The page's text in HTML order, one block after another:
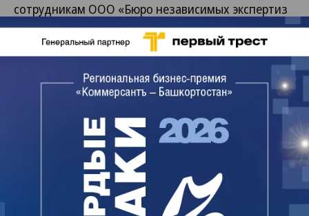
сотрудникам ООО «Бюро независимых экспертиз
и оценки» Юлии Кондрух и Ольге Трубицыной
провести судебную экспертизу. Перед ними были
должны определить, соответствовали ли
фактические сроки выполнения работ по договору
подряда, оценить качество работ, выполненных
СУ-10, а также их объем и стоимость, установить
размер убытков, которые понес «Башспирт» в
результате просрочки исполнения контракта и так